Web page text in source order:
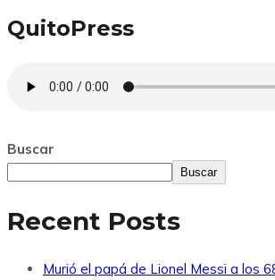
QuitoPress
Buscar
Buscar
Recent Posts
Murió el papá de Lionel Messi a los